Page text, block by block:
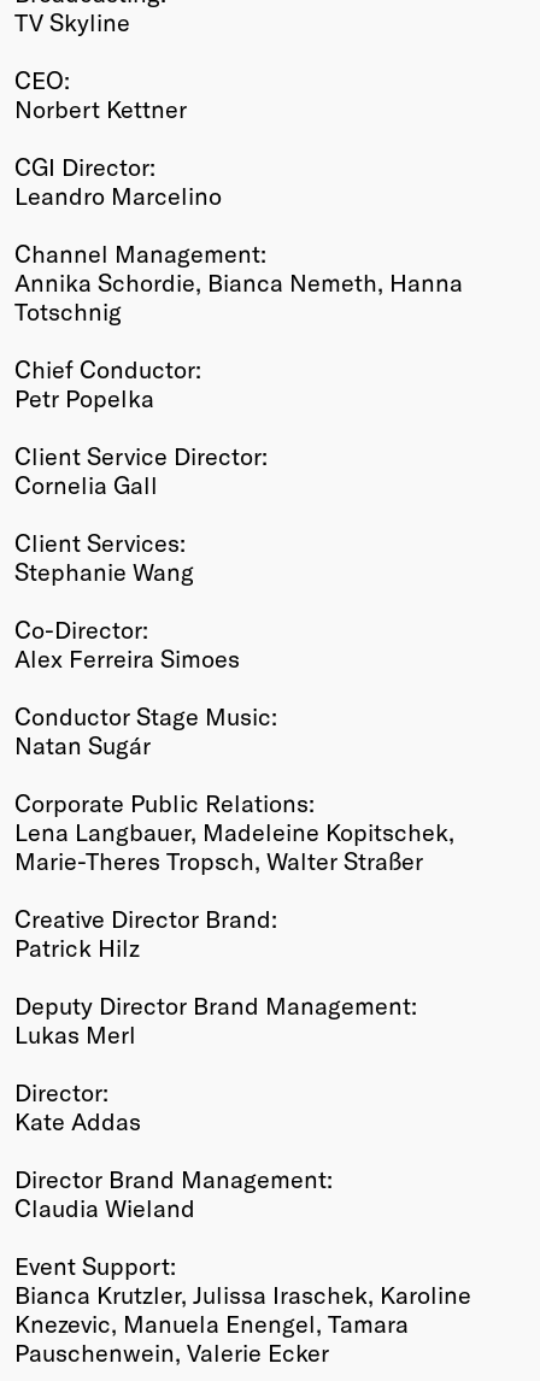
TV Skyline
CEO:
Norbert Kettner
CGI Director:
Leandro Marcelino
Channel Management:
Annika Schordie, Bianca Nemeth, Hanna
Totschnig
Chief Conductor:
Petr Popelka
Client Service Director:
Cornelia Gall
Client Services:
Stephanie Wang
Co-Director:
Alex Ferreira Simoes
Conductor Stage Music:
Natan Sugár
Corporate Public Relations:
Lena Langbauer, Madeleine Kopitschek,
Marie-Theres Tropsch, Walter Straßer
Creative Director Brand:
Patrick Hilz
Deputy Director Brand Management:
Lukas Merl
Director:
Kate Addas
Director Brand Management:
Claudia Wieland
Event Support:
Bianca Krutzler, Julissa Iraschek, Karoline
Knezevic, Manuela Enengel, Tamara
Pauschenwein, Valerie Ecker